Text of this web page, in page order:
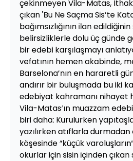
çekinmeyen Vila-Matas,
çıkan 'Bu Ne Saçma Sis’te
bağımsızlığının ilan edildiğinin
belirsizliklerle dolu üç günde
bir edebi karşılaşmayı
vefatının hemen akabinde,
Barselona’nın en hararetli
andırır bir buluşmada bu iki
edebiyat kahramanı nihayet
Vila-Matas’ın muazzam
biri daha: Kurulurken
yazılırken atıflarla
köşesinde “küçük varoluşların”
okurlar için sisin içinden